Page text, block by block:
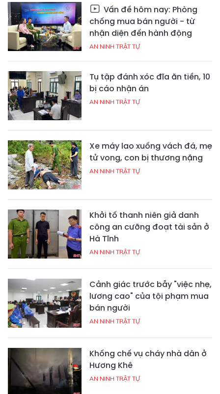
Vấn đề hôm nay: Phòng
chống mua bán người - từ
nhận diện đến hành động
AN NINH TRẬT TỰ
Tụ tập đánh xóc đĩa ăn tiền, 10
bị cáo nhận án
AN NINH TRẬT TỰ
Xe máy lao xuống vách đá, mẹ
tử vong, con bị thương nặng
AN NINH TRẬT TỰ
Khởi tố thanh niên giả danh
công an cưỡng đoạt tài sản ở
Hà Tĩnh
AN NINH TRẬT TỰ
Cảnh giác trước bẫy "việc nhẹ,
lương cao" của tội phạm mua
bán người
AN NINH TRẬT TỰ
Khống chế vụ cháy nhà dân ở
Hương Khê
AN NINH TRẬT TỰ